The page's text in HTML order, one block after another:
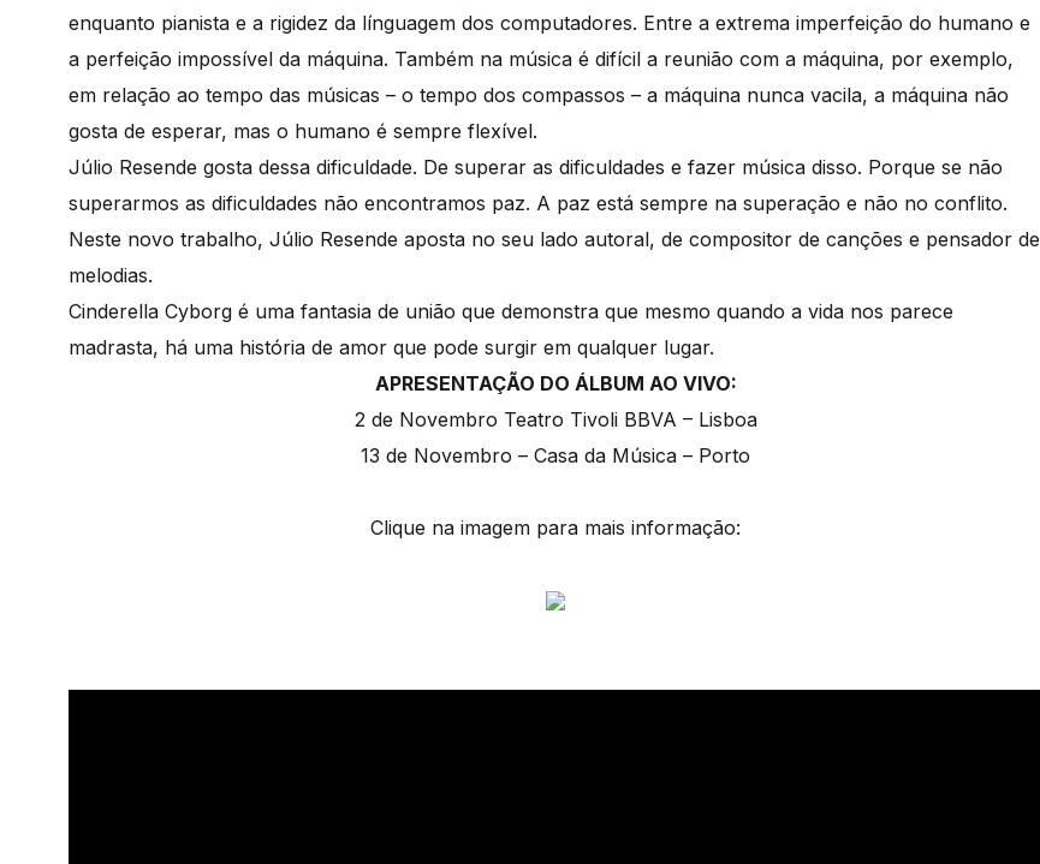
enquanto pianista e a rigidez da línguagem dos computadores. Entre a extrema imperfeição do humano e
a perfeição impossível da máquina. Também na música é difícil a reunião com a máquina, por exemplo,
em relação ao tempo das músicas – o tempo dos compassos – a máquina nunca vacila, a máquina não
gosta de esperar, mas o humano é sempre flexível.
Júlio Resende gosta dessa dificuldade. De superar as dificuldades e fazer música disso. Porque se não
superarmos as dificuldades não encontramos paz. A paz está sempre na superação e não no conflito.
Neste novo trabalho, Júlio Resende aposta no seu lado autoral, de compositor de canções e pensador de
melodias.
Cinderella Cyborg é uma fantasia de união que demonstra que mesmo quando a vida nos parece
madrasta, há uma história de amor que pode surgir em qualquer lugar.
APRESENTAÇÃO DO ÁLBUM AO VIVO:
2 de Novembro Teatro Tivoli BBVA – Lisboa
13 de Novembro – Casa da Música – Porto
Clique na imagem para mais informação: